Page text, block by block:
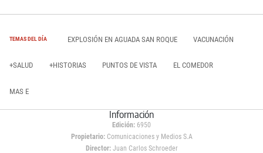
TEMAS DEL DÍA EXPLOSIÓN EN AGUADA SAN ROQUE VACUNACIÓN
+SALUD +HISTORIAS PUNTOS DE VISTA EL COMEDOR
MAS E
Información
Edición: 6950
Propietario:Comunicaciones y Medios S.A
Director: Juan Carlos Schroeder